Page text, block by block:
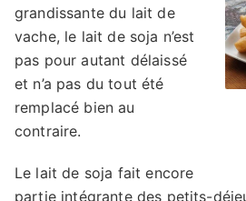
grandissante du lait de
vache, le lait de soja n’est
pas pour autant délaissé
et n’a pas du tout été
remplacé bien au
contraire.
Le lait de soja fait encore
partie intégrante des petits-